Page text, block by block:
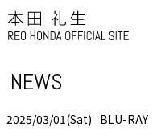
NEWS
2025/03/01(Sat) BLU-RAY